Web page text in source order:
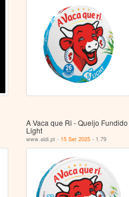
A Vaca que Ri - Queijo Fundido
Light
www.aldi.pt - 15 Set 2025- 1.79